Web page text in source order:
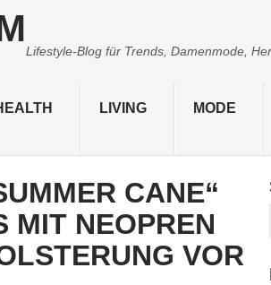
Lifestyle-Blog für Trends, Damenmode,
LIVING MODE
CANE“
MIT NEOPREN
VOR